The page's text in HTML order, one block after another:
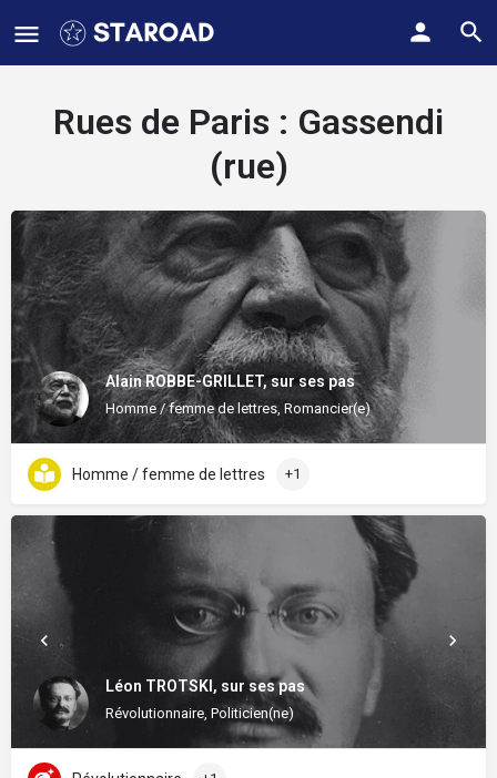
Rues de Paris : Gassendi
(rue)
Alain ROBBE-GRILLET, sur ses pas
Homme / femme de lettres, Romancier(e)
Homme / femme de lettres +1
Léon TROTSKI, sur ses pas
Révolutionnaire, Politicien(ne)